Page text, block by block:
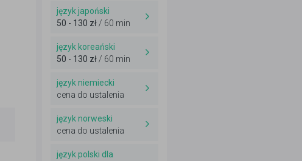
język japoński
50 - 130 zł / 60 min
język koreański
50 - 130 zł / 60 min
język niemiecki
cena do ustalenia
język norweski
cena do ustalenia
język polski dla